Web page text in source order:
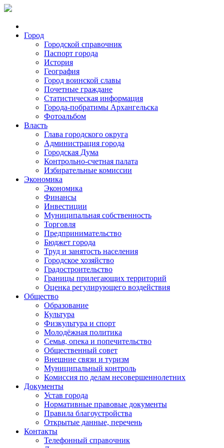
Город
Городской справочник
Паспорт города
История
География
Город воинской славы
Почетные граждане
Статистическая информация
Города-побратимы Архангельска
Фотоальбом
Власть
Глава городского округа
Администрация города
Городская Дума
Контрольно-счетная палата
Избирательные комиссии
Экономика
Экономика
Финансы
Инвестиции
Муниципальная собственность
Торговля
Предпринимательство
Бюджет города
Труд и занятость населения
Городское хозяйство
Градостроительство
Границы прилегающих территорий
Оценка регулирующего воздействия
Общество
Образование
Культура
Физкультура и спорт
Молодёжная политика
Семья, опека и попечительство
Общественный совет
Внешние связи и туризм
Муниципальный контроль
Комиссия по делам несовершеннолетних
Документы
Устав города
Нормативные правовые документы
Правила благоустройства
Открытые данные, перечень
Контакты
Телефонный справочник